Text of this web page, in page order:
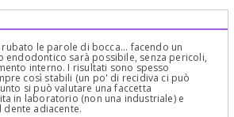
che causerebbe la perdita del suo
di farsi eseguire una devitalizzazione a
in composito e perno in fibra di
di seguire nel tempo l'evoluzione del suo
potrebbe essere finalizzata con una corona
Nella speranza di non averle confuso
cordiali saluti.
le parole di bocca... facendo un
sarà possibile, senza pericoli,
interno. I risultati sono spesso
così stabili (un po' di recidiva ci può
si può valutare una faccetta
in laboratorio (non una industriale) e
adiacente.